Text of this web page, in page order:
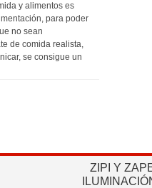
y alimentos es
para poder
no sean
de comida realista,
se consigue un
ZIPI Y